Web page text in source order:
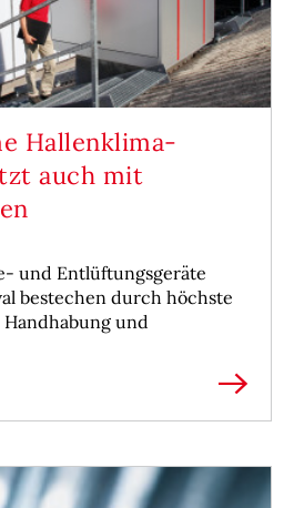
Hallenklima-
auch mit
und Entlüftungsgeräte
bestechen durch höchste
und